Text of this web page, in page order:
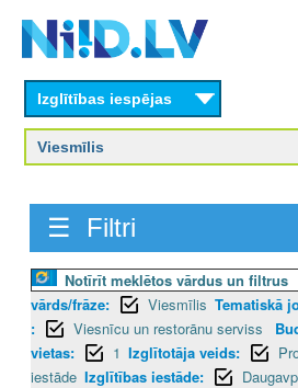
content
Izglītības iespējas
☰ Filtri
Notīrīt meklētos vārdus un filtrus
vārds/frāze:
Viesmīlis Tematiskā
:
Viesnīcu un restorānu serviss
vietas:
1 Izglītotāja veids:
iestāde Izglītības iestāde: